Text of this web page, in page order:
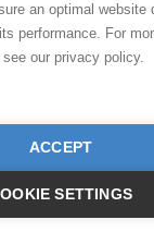
abgezogen werden.
7, PostFinance CHF
an optimal website
performance. For
our privacy policy.
ACCEPT
SETTINGS